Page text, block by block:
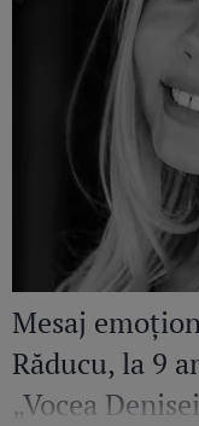
Mesaj
Răducu, la 9
„Vocea